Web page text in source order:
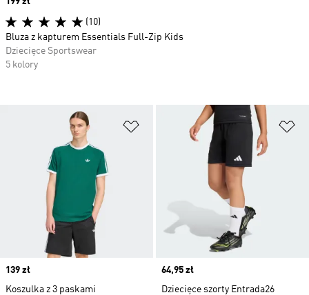
Dodaj do listy życzeń
Price
139 zł
Koszulka z 3 paskami
Price
64,95 zł
Dziecięce szorty Entrada26
(10)
Bluza z kapturem Essentials Full-Zip Kids
Dziecięce Sportswear
5 kolory